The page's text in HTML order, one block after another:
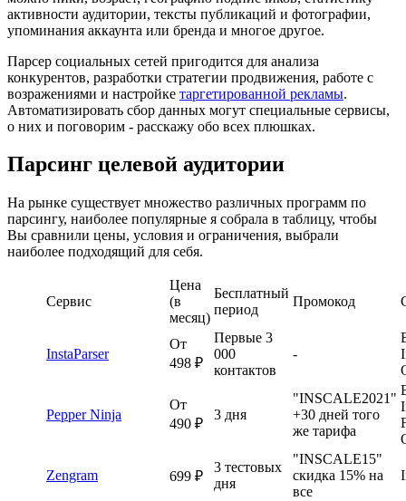
активности аудитории, тексты публикаций и фотографии,
упоминания аккаунта или бренда и многое другое.
Парсер социальных сетей пригодится для анализа
конкурентов, разработки стратегии продвижения, работе с
возражениями и настройке таргетированной рекламы.
Автоматизировать сбор данных могут специальные сервисы,
о них и поговорим - расскажу обо всех плюшках.
Парсинг целевой аудитории
На рынке существует множество различных программ по
парсингу, наиболее популярные я собрала в таблицу, чтобы
Вы сравнили цены, условия и ограничения, выбрали
наиболее подходящий для себя.
Сервис
Цена
(в
месяц)
Бесплатный
период
Промокод
InstaParser
От
498 ₽
Первые 3
000
контактов
-
Pepper Ninja
От
490 ₽
3 дня
"INSCALE2021"
+30 дней того
же тарифа
Zengram 699 ₽
3 тестовых
дня
"INSCALE15"
скидка 15% на
все